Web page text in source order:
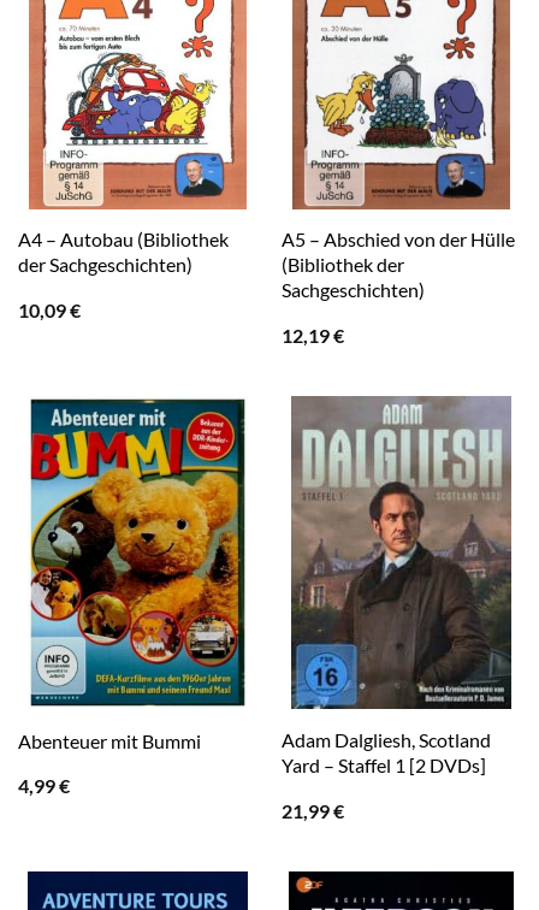
A4 – Autobau (Bibliothek
der Sachgeschichten)
10,09€
A5 – Abschied von der Hülle
(Bibliothek der
Sachgeschichten)
12,19€
Abenteuer mit Bummi
4,99€
Adam Dalgliesh, Scotland
Yard – Staffel 1 [2 DVDs]
21,99€